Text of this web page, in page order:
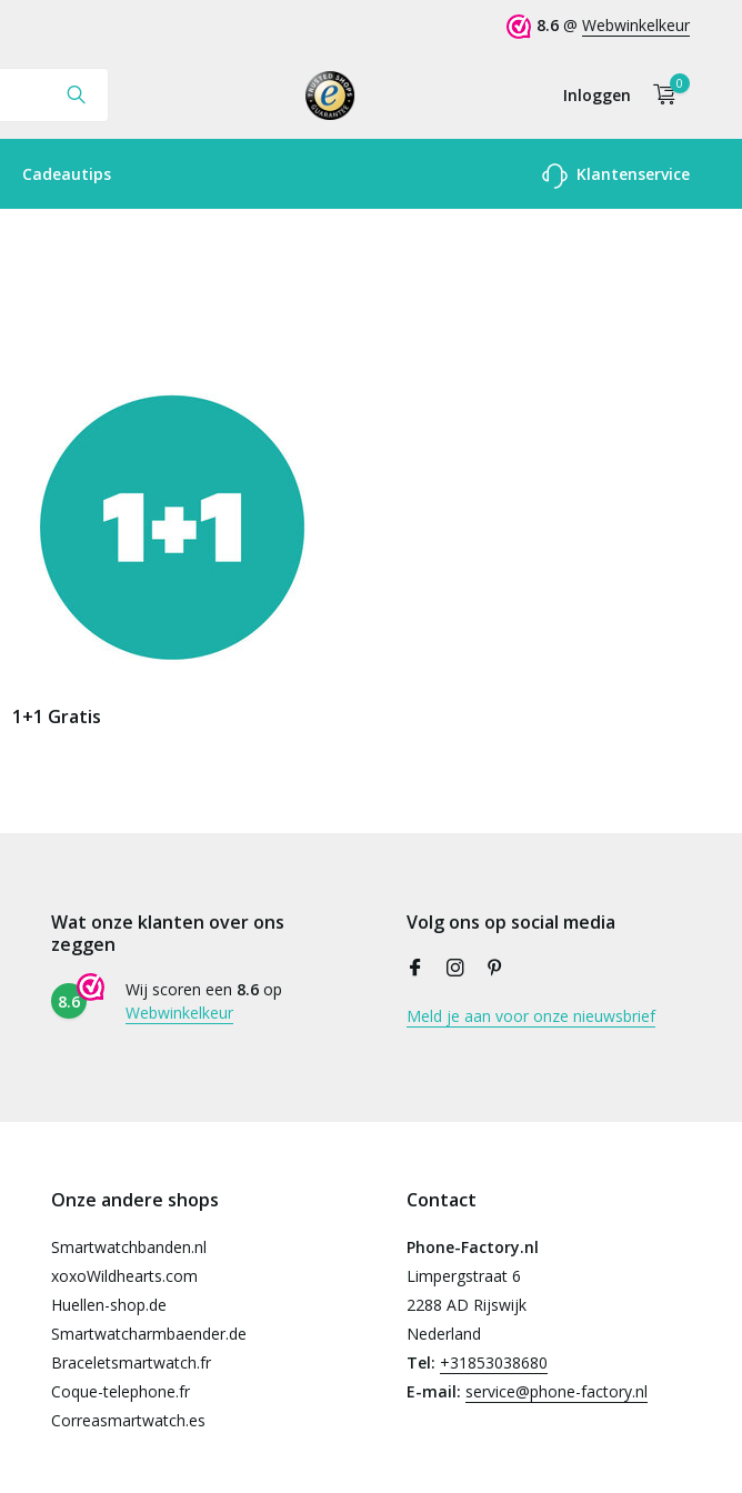
8.6 @ Webwinkelkeur
Inloggen
Account
0
Cadeautips Klantenservice
1+1 Gratis
Wat onze klanten over ons
zeggen
8.6
Wij scoren een 8.6 op
Webwinkelkeur
Volg ons op social media
Meld je aan voor onze nieuwsbrief
Onze andere shops
Smartwatchbanden.nl
xoxoWildhearts.com
Huellen-shop.de
Smartwatcharmbaender.de
Braceletsmartwatch.fr
Coque-telephone.fr
Correasmartwatch.es
Contact
Phone-Factory.nl
Limpergstraat 6
2288 AD Rijswijk
Nederland
Tel: +31853038680
E-mail: service@phone-factory.nl